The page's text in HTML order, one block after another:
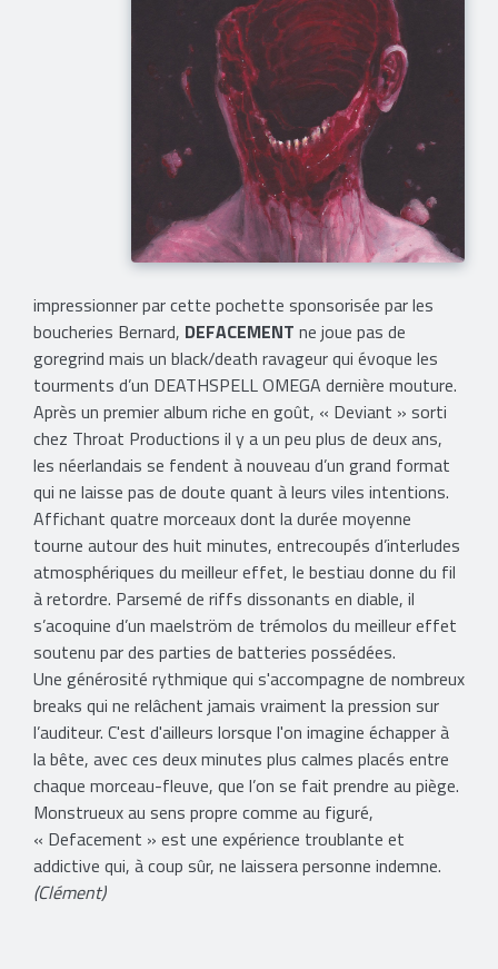
impressionner par cette pochette sponsorisée par les
boucheries Bernard, DEFACEMENT ne joue pas de
goregrind mais un black/death ravageur qui évoque les
tourments d’un DEATHSPELL OMEGA dernière mouture.
Après un premier album riche en goût, « Deviant » sorti
chez Throat Productions il y a un peu plus de deux ans,
les néerlandais se fendent à nouveau d’un grand format
qui ne laisse pas de doute quant à leurs viles intentions.
Affichant quatre morceaux dont la durée moyenne
tourne autour des huit minutes, entrecoupés d’interludes
atmosphériques du meilleur effet, le bestiau donne du fil
à retordre. Parsemé de riffs dissonants en diable, il
s’acoquine d’un maelström de trémolos du meilleur effet
soutenu par des parties de batteries possédées.
Une générosité rythmique qui s'accompagne de nombreux
breaks qui ne relâchent jamais vraiment la pression sur
l’auditeur. C'est d'ailleurs lorsque l'on imagine échapper à
la bête, avec ces deux minutes plus calmes placés entre
chaque morceau-fleuve, que l’on se fait prendre au piège.
Monstrueux au sens propre comme au figuré,
« Defacement » est une expérience troublante et
addictive qui, à coup sûr, ne laissera personne indemne.
(Clément)